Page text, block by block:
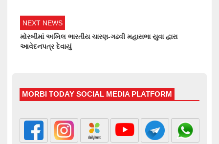
NEXT NEWS
મોરબીમાં અખિલ ભારતીય ચારણ-ગઢવી મહાસભા યુવા દ્વારા
આવેદનપત્ર દેવાયું
MORBI TODAY SOCIAL MEDIA PLATFORM